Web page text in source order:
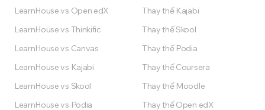
LearnHouse vs Open edX
LearnHouse vs Thinkific
LearnHouse vs Canvas
LearnHouse vs Kajabi
LearnHouse vs Skool
LearnHouse vs Podia
Thay thế Kajabi
Thay thế Skool
Thay thế Podia
Thay thế Coursera
Thay thế Moodle
Thay thế Open edX